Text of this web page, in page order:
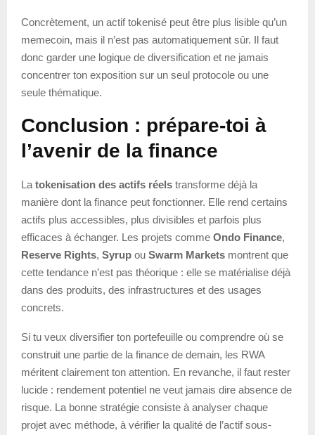
Concrètement, un actif tokenisé peut être plus lisible qu’un
memecoin, mais il n’est pas automatiquement sûr. Il faut
donc garder une logique de diversification et ne jamais
concentrer ton exposition sur un seul protocole ou une
seule thématique.
Conclusion : prépare-toi à
l’avenir de la finance
La tokenisation des actifs réels transforme déjà la
manière dont la finance peut fonctionner. Elle rend certains
actifs plus accessibles, plus divisibles et parfois plus
efficaces à échanger. Les projets comme Ondo Finance,
Reserve Rights, Syrup ou Swarm Markets montrent que
cette tendance n’est pas théorique : elle se matérialise déjà
dans des produits, des infrastructures et des usages
concrets.
Si tu veux diversifier ton portefeuille ou comprendre où se
construit une partie de la finance de demain, les RWA
méritent clairement ton attention. En revanche, il faut rester
lucide : rendement potentiel ne veut jamais dire absence de
risque. La bonne stratégie consiste à analyser chaque
projet avec méthode, à vérifier la qualité de l’actif sous-